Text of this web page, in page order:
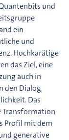
und
ein
und
Hochkarätige
das Ziel, eine
auch in
den Dialog
Das
Transformation
Profil mit dem
generative